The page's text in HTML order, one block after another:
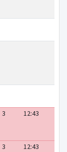
3 12:43
3 12:43